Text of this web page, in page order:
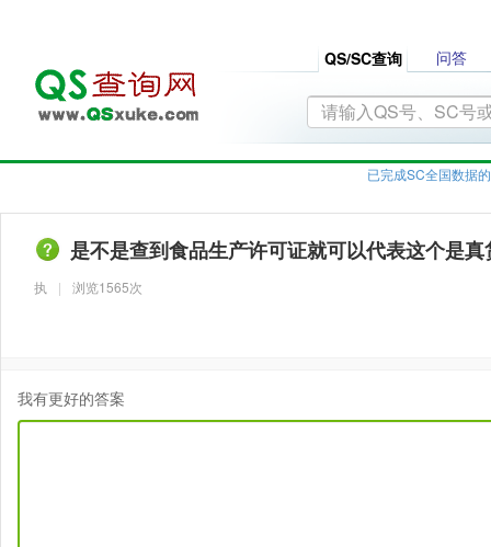
QS/SC查询 问答
已完成SC全国数据
是不是查到食品生产许可证就可以代表这个是真
执 | 浏览1565次
我有更好的答案